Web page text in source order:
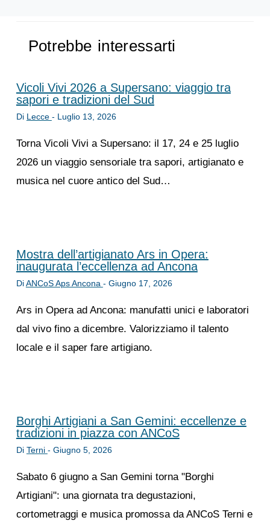
Potrebbe interessarti
Vicoli Vivi 2026 a Supersano: viaggio tra
sapori e tradizioni del Sud
Di Lecce - Luglio 13, 2026
Torna Vicoli Vivi a Supersano: il 17, 24 e 25 luglio
2026 un viaggio sensoriale tra sapori, artigianato e
musica nel cuore antico del Sud…
Mostra dell’artigianato Ars in Opera:
inaugurata l’eccellenza ad Ancona
DiANCoS Aps Ancona - Giugno 17, 2026
Ars in Opera ad Ancona: manufatti unici e laboratori
dal vivo fino a dicembre. Valorizziamo il talento
locale e il saper fare artigiano.
Borghi Artigiani a San Gemini: eccellenze e
tradizioni in piazza con ANCoS
Di Terni - Giugno 5, 2026
Sabato 6 giugno a San Gemini torna "Borghi
Artigiani": una giornata tra degustazioni,
cortometraggi e musica promossa da ANCoS Terni e